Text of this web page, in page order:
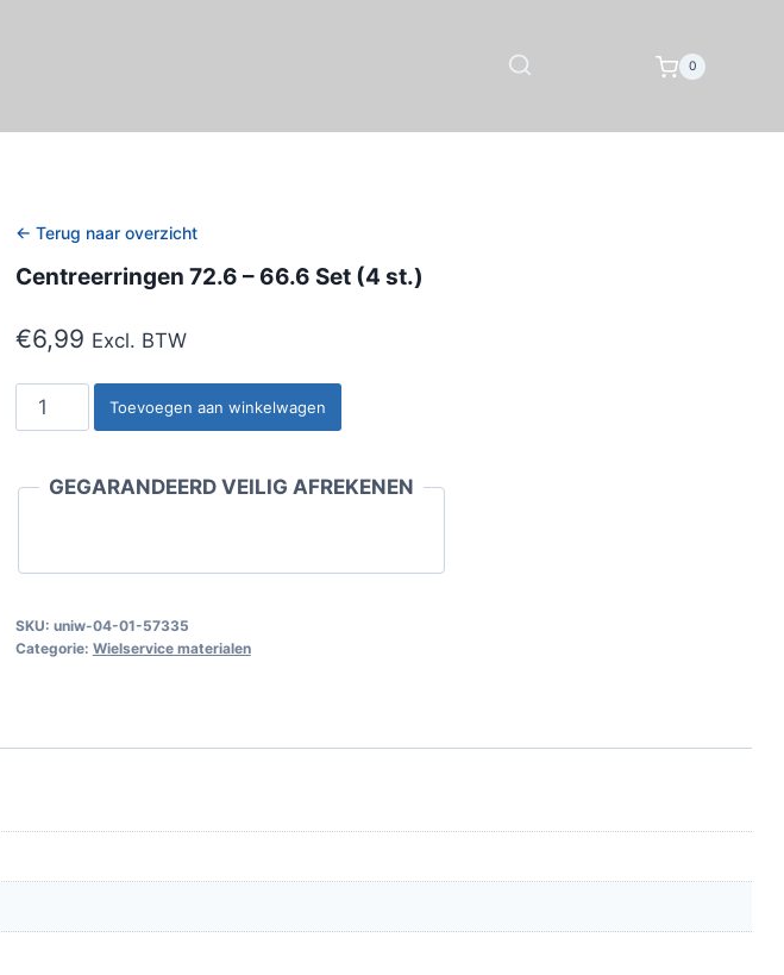
0
← Terug naar overzicht
Centreerringen 72.6 – 66.6 Set (4 st.)
€6,99 Excl. BTW
Centreerringen
72.6
66.6
aantal
Toevoegen aan winkelwagen
GEGARANDEERD VEILIG AFREKENEN
SKU: uniw-04-01-57335
Categorie: Wielservice materialen